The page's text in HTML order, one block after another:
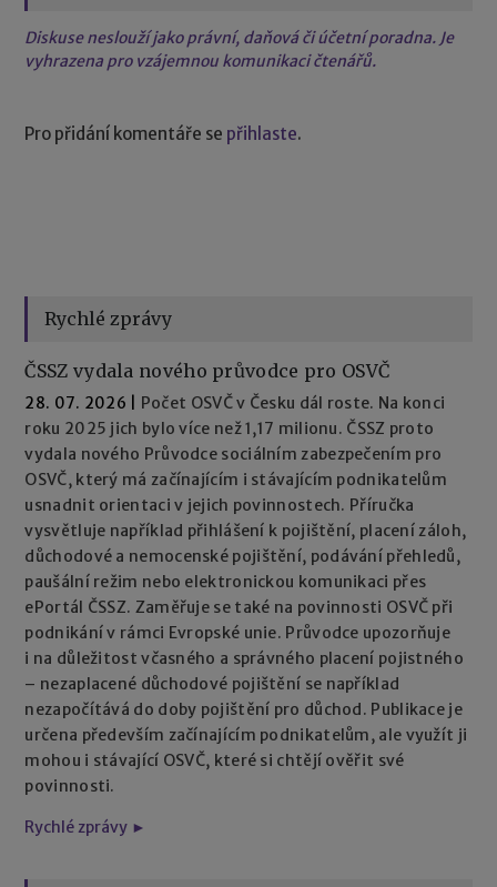
Diskuse neslouží jako právní, daňová či účetní poradna. Je
vyhrazena pro vzájemnou komunikaci čtenářů.
Pro přidání komentáře se přihlaste.
Rychlé zprávy
ČSSZ vydala nového průvodce pro OSVČ
28. 07. 2026
Počet OSVČ v Česku dál roste. Na konci
roku 2025 jich bylo více než 1,17 milionu. ČSSZ proto
vydala nového Průvodce sociálním zabezpečením pro
OSVČ, který má začínajícím i stávajícím podnikatelům
usnadnit orientaci v jejich povinnostech. Příručka
vysvětluje například přihlášení k pojištění, placení záloh,
důchodové a nemocenské pojištění, podávání přehledů,
paušální režim nebo elektronickou komunikaci přes
ePortál ČSSZ. Zaměřuje se také na povinnosti OSVČ při
podnikání v rámci Evropské unie. Průvodce upozorňuje
i na důležitost včasného a správného placení pojistného
– nezaplacené důchodové pojištění se například
nezapočítává do doby pojištění pro důchod. Publikace je
určena především začínajícím podnikatelům, ale využít ji
mohou i stávající OSVČ, které si chtějí ověřit své
povinnosti.
Rychlé zprávy ►